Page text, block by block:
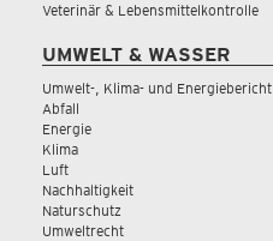
Veterinär & Lebensmittelkontrolle
UMWELT & WASSER
Umwelt-, Klima- und Energiebericht
Abfall
Energie
Klima
Luft
Nachhaltigkeit
Naturschutz
Umweltrecht